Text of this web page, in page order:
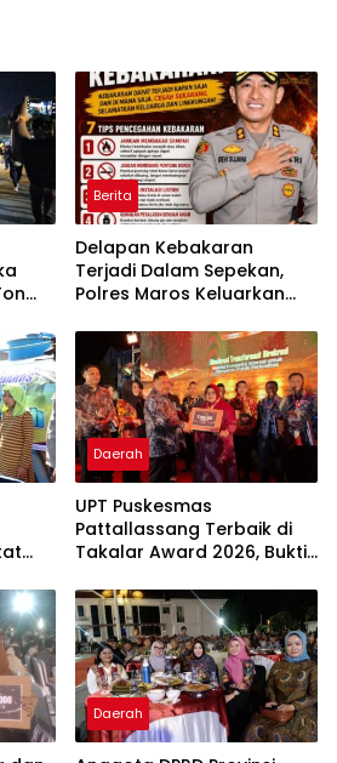
Berita
Delapan Kebakaran
Terjadi Dalam Sepekan,
Polres Maros Keluarkan
Masyarakat
Daerah
UPT Puskesmas
Pattallassang Terbaik di
Takalar Award 2026, Bukti
Pelayanan Kesehatan
Berkualitas
Daerah